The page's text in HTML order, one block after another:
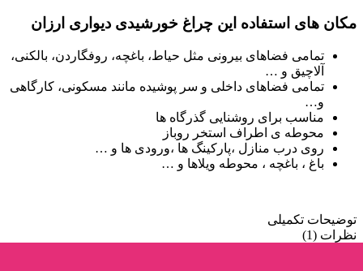
مکان های استفاده این چراغ خورشیدی دیواری ارزان
تمامی فضاهای بیرونی مثل حیاط، باغچه، روفگاردن، بالکنی،
آلاچیق و …
تمامی فضاهای داخلی و سر پوشیده مانند مسکونی، کارگاهی
و…
مناسب برای روشنایی گذرگاه ها
محوطه ی اطراف استخر روباز
روی درب منازل ،پارکینگ ها ،ورودی ها و …
باغ ، باغچه ، محوطه ویلاها و …
توضیحات تکمیلی
نظرات (1)